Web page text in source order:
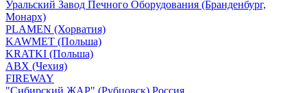
Уральский Завод Печного Оборудования (Бранденбург,
Монарх)
PLAMEN (Хорватия)
KAWMET (Польша)
KRATKI (Польша)
ABX (Чехия)
FIREWAY
"Сибирский ЖАР" (Рубцовск) Россия